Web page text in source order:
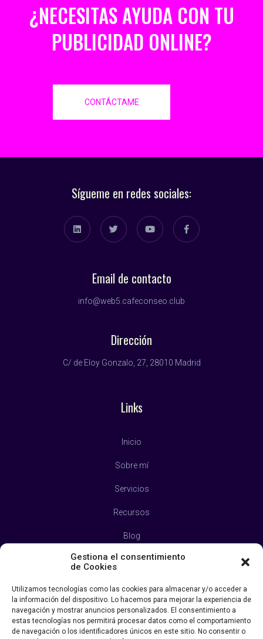
Gestiona el consentimiento
de Cookies
Utilizamos tecnologías como las cookies para almacenar y/o acceder a
la información del dispositivo. Lo hacemos para mejorar la experiencia de
navegación y mostrar anuncios personalizados. El consentimiento a
estas tecnologías nos permitirá procesar datos como el comportamiento
de navegación o los identificadores únicos en este sitio. No consentir o
¿NECESITAS AYUDA CON TU
PUBLICIDAD ONLINE?
CONTÁCTAME
Sígueme en redes sociales:
Email de contacto
info@web5.cafeconseo.club
Dirección
C/ de Eloy Gonzalo, 27, 28010 Madrid
Links
Inicio
Sobre mí
Servicios
Recursos
Blog
Contacto
Aviso Legal
Política de Cookies